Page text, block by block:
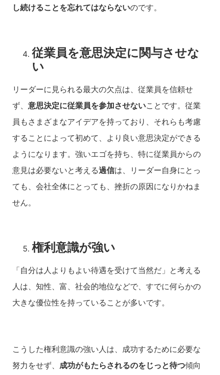
し続けることを忘れてはならないのです。
従業員を意思決定に関与させな
い
リーダーに見られる最大の欠点は、従業員を信頼せ
ず、 意思決定に従業員を参加させないことです。従業
員もさまざまなアイデアを持っており、それらも考慮
することによって初めて、より良い意思決定ができる
ようになります。強いエゴを持ち、特に従業員からの
意見は必要ないと考える過信は、リーダー自身にとっ
ても、会社全体にとっても、挫折の原因になりかねま
せん。
権利意識が強い
「自分は人よりもよい待遇を受けて当然だ」と考える
人は、知性、富、社会的地位などで、すでに何らかの
大きな優位性を持っていることが多いです。
こうした権利意識の強い人は、成功するために必要な
努力をせず、 成功がもたらされるのをじっと待つ傾向